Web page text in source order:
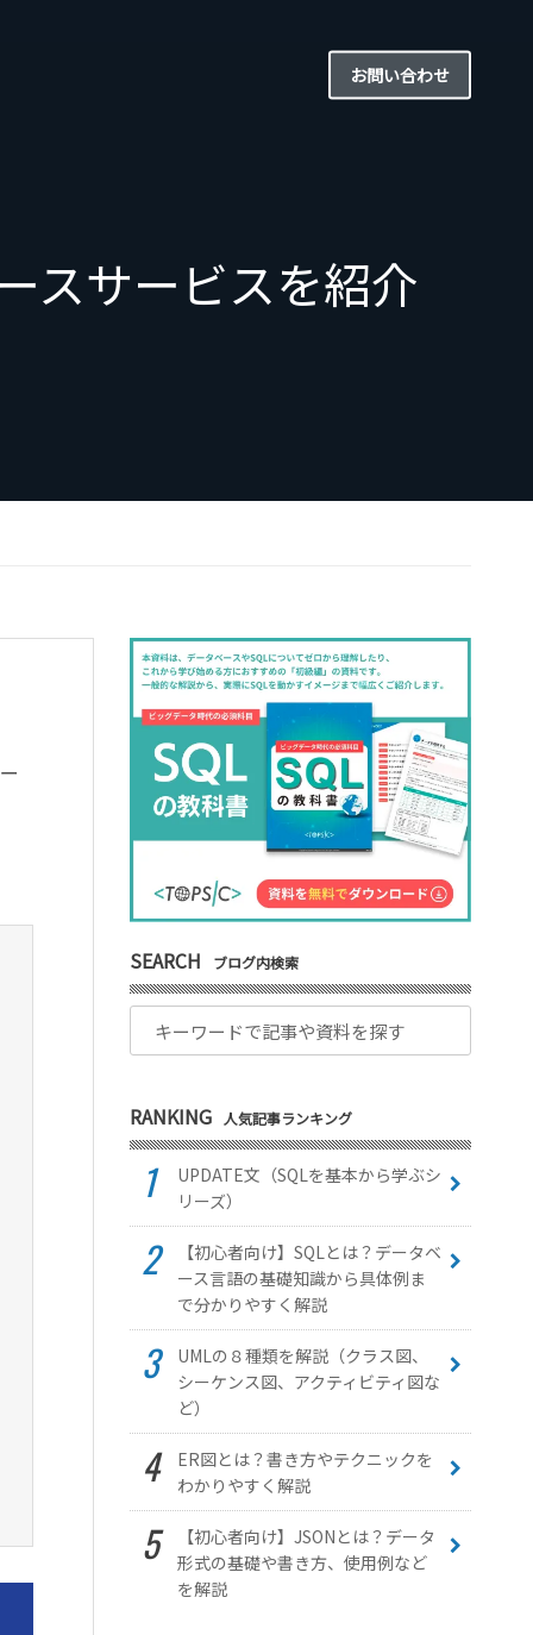
お問い合わせ
スサービスを紹介
SEARCH ブログ内検索
RANKING 人気記事ランキング
UPDATE文（SQLを基本から学ぶシ
リーズ）
【初心者向け】SQLとは？データベ
ース言語の基礎知識から具体例ま
で分かりやすく解説
UMLの８種類を解説（クラス図、
シーケンス図、アクティビティ図な
ど）
ER図とは？書き方やテクニックを
わかりやすく解説
【初心者向け】JSONとは？データ
形式の基礎や書き方、使用例など
を解説